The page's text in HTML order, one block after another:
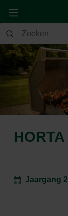
Jaargang